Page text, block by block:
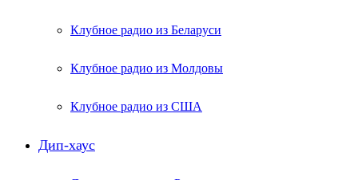
Клубное радио из Беларуси
Клубное радио из Молдовы
Клубное радио из США
Дип-хаус